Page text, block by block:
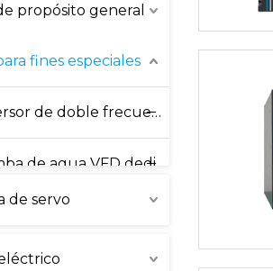
propósito general
fines especiales
Inversor de doble frecuencia del compresor de aire
de servo